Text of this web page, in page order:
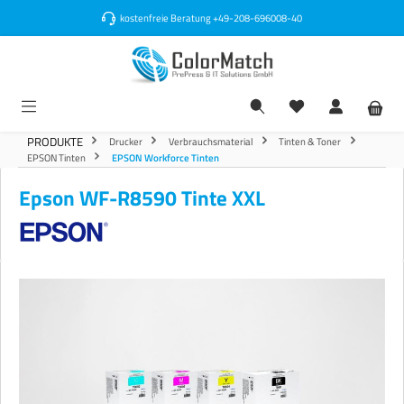
kostenfreie Beratung+49-208-696008-40
PRODUKTE Drucker Verbrauchsmaterial
Tinten & Toner
EPSON Tinten
EPSON Workforce Tinten
Epson WF-R8590 Tinte XXL